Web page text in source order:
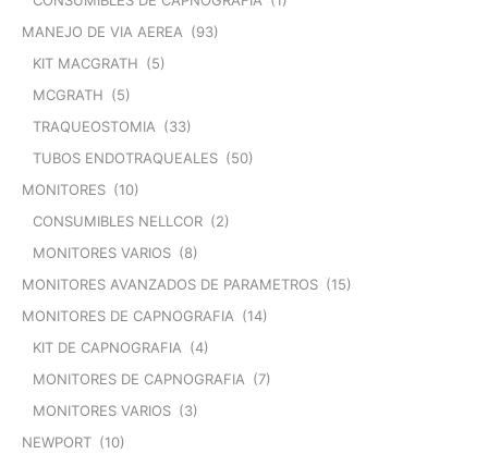
MANEJO DE VIA AEREA (93)
KIT MACGRATH (5)
MCGRATH (5)
TRAQUEOSTOMIA (33)
TUBOS ENDOTRAQUEALES (50)
MONITORES (10)
CONSUMIBLES NELLCOR (2)
MONITORES VARIOS (8)
MONITORES AVANZADOS DE PARAMETROS (15)
MONITORES DE CAPNOGRAFIA (14)
KIT DE CAPNOGRAFIA (4)
MONITORES DE CAPNOGRAFIA (7)
MONITORES VARIOS (3)
NEWPORT (10)